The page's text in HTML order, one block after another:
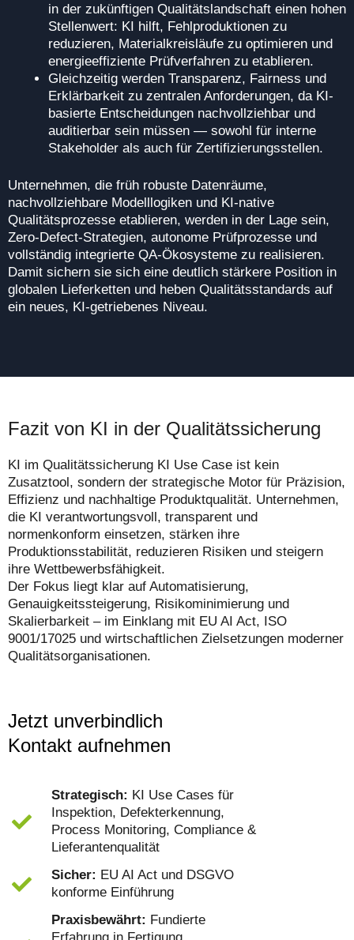
in der zukünftigen Qualitätslandschaft einen hohen
Stellenwert: KI hilft, Fehlproduktionen zu
reduzieren, Materialkreisläufe zu optimieren und
energieeffiziente Prüfverfahren zu etablieren.
Gleichzeitig werden Transparenz, Fairness und
Erklärbarkeit zu zentralen Anforderungen, da KI-
basierte Entscheidungen nachvollziehbar und
auditierbar sein müssen — sowohl für interne
Stakeholder als auch für Zertifizierungsstellen.
Unternehmen, die früh robuste Datenräume,
nachvollziehbare Modelllogiken und KI-native
Qualitätsprozesse etablieren, werden in der Lage sein,
Zero-Defect-Strategien, autonome Prüfprozesse und
vollständig integrierte QA-Ökosysteme zu realisieren.
Damit sichern sie sich eine deutlich stärkere Position in
globalen Lieferketten und heben Qualitätsstandards auf
ein neues, KI-getriebenes Niveau.
Fazit von KI in der Qualitätssicherung
KI im Qualitätssicherung KI Use Case ist kein
Zusatztool, sondern der strategische Motor für Präzision,
Effizienz und nachhaltige Produktqualität. Unternehmen,
die KI verantwortungsvoll, transparent und
normenkonform einsetzen, stärken ihre
Produktionsstabilität, reduzieren Risiken und steigern
ihre Wettbewerbsfähigkeit.
Der Fokus liegt klar auf Automatisierung,
Genauigkeitssteigerung, Risikominimierung und
Skalierbarkeit – im Einklang mit EU AI Act, ISO
9001/17025 und wirtschaftlichen Zielsetzungen moderner
Qualitätsorganisationen.
Jetzt unverbindlich
Kontakt aufnehmen
Strategisch: KI Use Cases für
Inspektion, Defekterkennung,
Process Monitoring, Compliance &
Lieferantenqualität
Sicher: EU AI Act und DSGVO
konforme Einführung
Praxisbewährt: Fundierte